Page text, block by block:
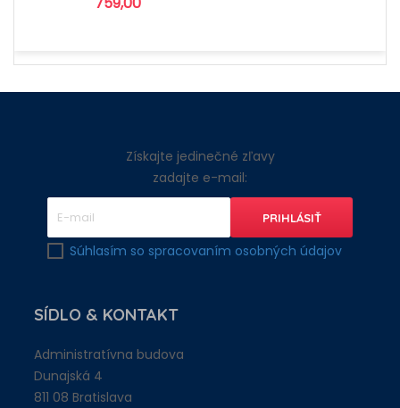
Získajte jedinečné zľavy
zadajte e-mail:
Súhlasím so spracovaním osobných údajov
SÍDLO & KONTAKT
Administratívna budova
Dunajská 4
811 08 Bratislava